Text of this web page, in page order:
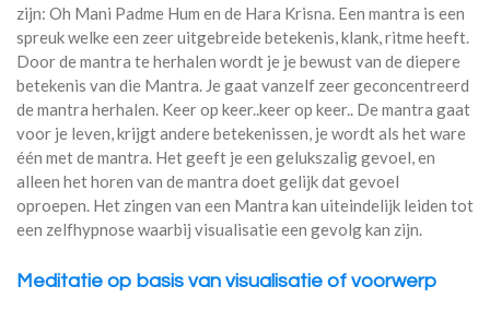
zijn: Oh Mani Padme Hum en de Hara Krisna. Een mantra is een
spreuk welke een zeer uitgebreide betekenis, klank, ritme heeft.
Door de mantra te herhalen wordt je je bewust van de diepere
betekenis van die Mantra. Je gaat vanzelf zeer geconcentreerd
de mantra herhalen. Keer op keer..keer op keer.. De mantra gaat
voor je leven, krijgt andere betekenissen, je wordt als het ware
één met de mantra. Het geeft je een gelukszalig gevoel, en
alleen het horen van de mantra doet gelijk dat gevoel
oproepen. Het zingen van een Mantra kan uiteindelijk leiden tot
een zelfhypnose waarbij visualisatie een gevolg kan zijn.
Meditatie op basis van visualisatie of voorwerp